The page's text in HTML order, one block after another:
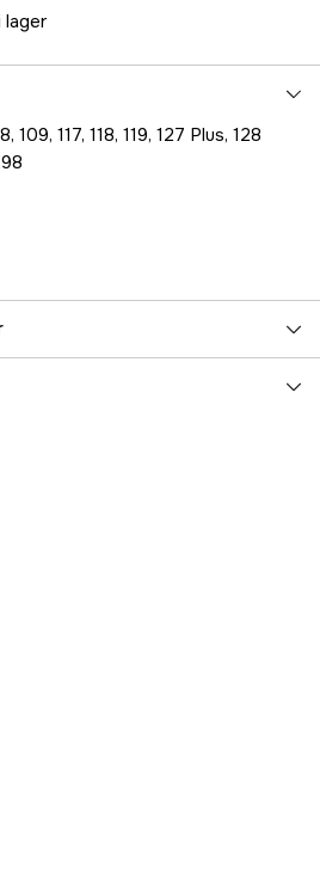
lager
117, 118, 119, 127 Plus, 128
yes